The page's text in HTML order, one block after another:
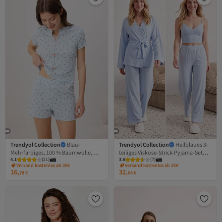
Trendyol Collection
Blau-
Mehrfarbiges, 100 % Baumwolle, mit
Blumenmuster versehenes,
geripptes, gestricktes Pyjama-Set mit
Schleife THMSS25PT00434
4.1 (21)
Versand kostenlos ab 35€
16,78€
Trendyol Collection
Hellblaues 3-
teiliges Viskose-Strick-Pyjama-Set
THMAW27PT00003
3.6 (7)
Versand kostenlos ab 35€
32,68€